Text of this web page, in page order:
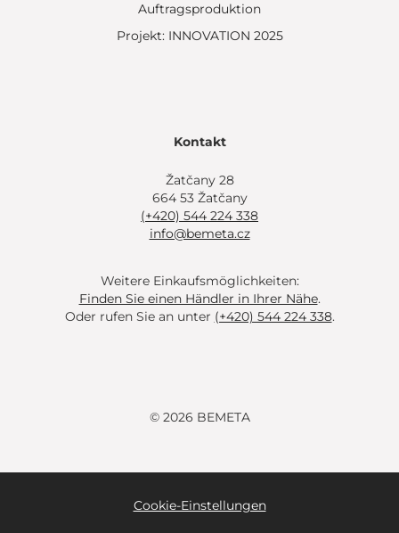
Auftragsproduktion
Projekt: INNOVATION 2025
Kontakt
Žatčany 28
664 53 Žatčany
(+420) 544 224 338
info@bemeta.cz
Weitere Einkaufsmöglichkeiten:
Finden Sie einen Händler in Ihrer Nähe.
Oder rufen Sie an unter (+420) 544 224 338.
© 2026 BEMETA
Cookie-Einstellungen